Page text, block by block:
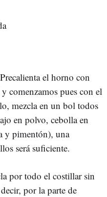
Precalienta el horno con
comenzamos pues con el
mezcla en un bol todos
en polvo, cebolla en
y pimentón), una
será suficiente.
por todo el costillar sin
por la parte de